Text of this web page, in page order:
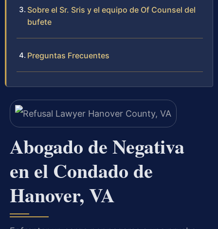
Sobre el Sr. Sris y el equipo de Of Counsel del
bufete
Preguntas Frecuentes
Abogado de Negativa
en el Condado de
Hanover, VA